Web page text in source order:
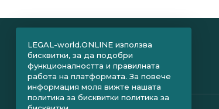
LEGAL-world.ONLINE използва
бисквитки, за да подобри
функционалността и правилната
работа на платформата. За повече
информация моля вижте нашата
политика за бисквитки политика за